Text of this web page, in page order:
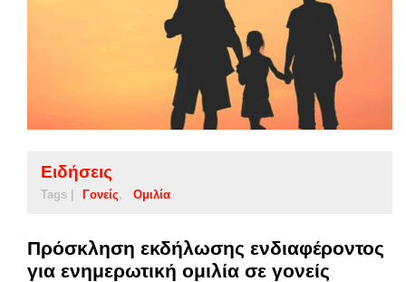
Ειδήσεις
Tags | Γονείς Ομιλία
Πρόσκληση εκδήλωσης ενδιαφέροντος
για ενημερωτική ομιλία σε γονείς